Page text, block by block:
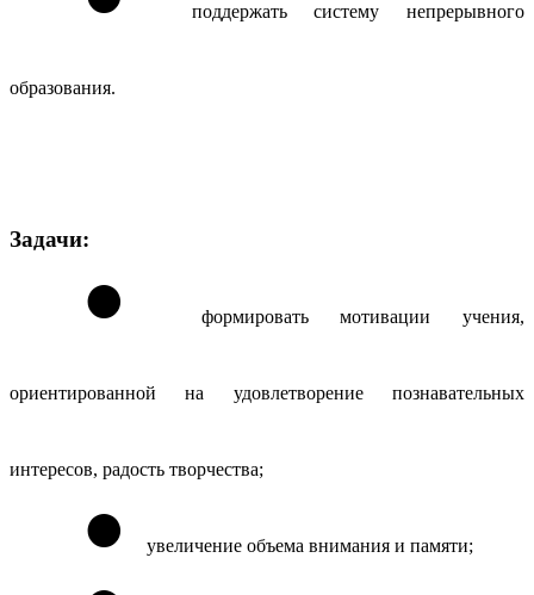
поддержать систему непрерывного
образования.
Задачи:
формировать мотивации учения,
ориентированной на удовлетворение познавательных
интересов, радость творчества;
увеличение объема внимания и памяти;